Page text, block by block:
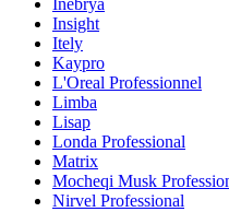
Inebrya
Insight
Itely
Kaypro
L'Oreal Professionnel
Limba
Lisap
Londa Professional
Matrix
Mocheqi Musk
Nirvel Professional